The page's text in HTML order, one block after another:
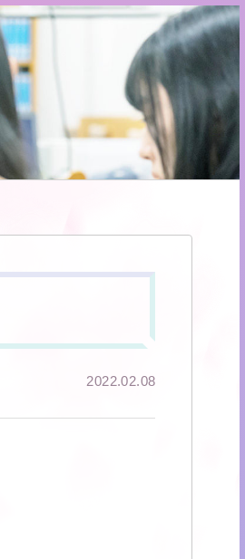
2022.02.08